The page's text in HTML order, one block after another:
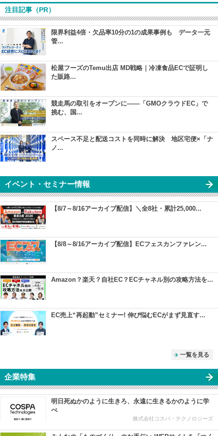
注目記事（PR）
限界利益4倍・欠品率10分の1の成果事例も データ一元
管...
松屋フーズのTemu出店 MD戦略｜冷凍食品ECで証明し
た販路...
競走馬の取引をオープンに――「GMOクラウドEC」で
挑む、国...
スペース不足と配送コストを同時に解決 地区宅便×「ナ
ノ...
イベント・セミナー情報
【8/7～8/16アーカイブ配信】＼全8社・累計25,000...
【8/8～8/16アーカイブ配信】ECフェスカンファレン...
Amazon？楽天？自社EC？ECチャネル別の攻略方法を...
EC売上“再起動”セミナー! 伸び悩むECがまず見直す...
一覧を見る
企業特集
明日死ぬかのように生きろ、永遠に生きるかのように学
べ
株式会社コスパ・テクノロジーズ